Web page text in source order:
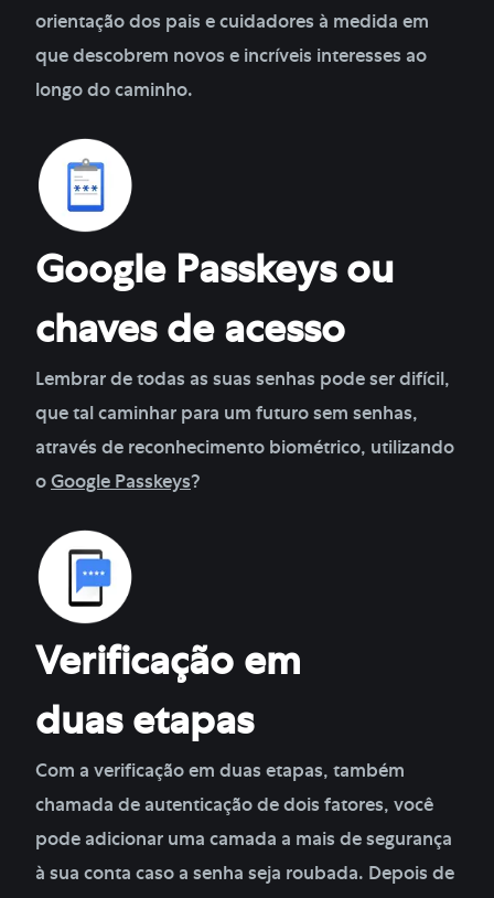
orientação dos pais e cuidadores à medida em
que descobrem novos e incríveis interesses ao
longo do caminho.
Google Passkeys ou
chaves de acesso
Lembrar de todas as suas senhas pode ser difícil,
que tal caminhar para um futuro sem senhas,
através de reconhecimento biométrico, utilizando
o Google Passkeys?
Verificação em
duas etapas
Com a verificação em duas etapas, também
chamada de autenticação de dois fatores, você
pode adicionar uma camada a mais de segurança
à sua conta caso a senha seja roubada. Depois de